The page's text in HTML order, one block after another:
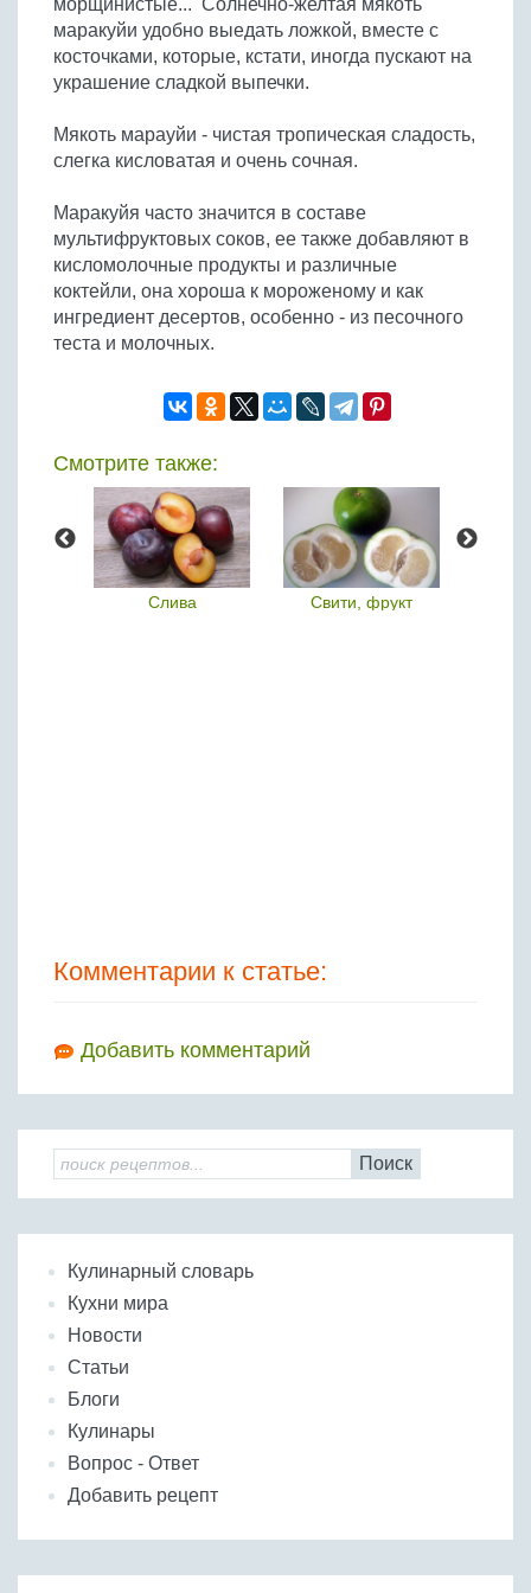
Бобовые
Яйца
Крупы
морщинистые... Солнечно-желтая мякоть
маракуйи удобно выедать ложкой, вместе с
косточками, которые, кстати, иногда пускают на
украшение сладкой выпечки.
Мякоть марауйи - чистая тропическая сладость,
слегка кисловатая и очень сочная.
Маракуйя часто значится в составе
мультифруктовых соков, ее также добавляют в
кисломолочные продукты и различные
коктейли, она хороша к мороженому и как
ингредиент десертов, особенно - из песочного
теста и молочных.
Смотрите также:
Слива Свити, фрукт
Комментарии к статье:
Добавить комментарий
Поиск
Кулинарный словарь
Кухни мира
Новости
Статьи
Блоги
Кулинары
Вопрос - Ответ
Добавить рецепт